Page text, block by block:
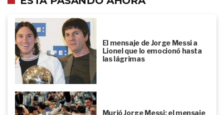
El mensaje de Jorge Messi a
Lionel que lo emocionó hasta
las lágrimas
Murió Jorge Messi: el mensaje